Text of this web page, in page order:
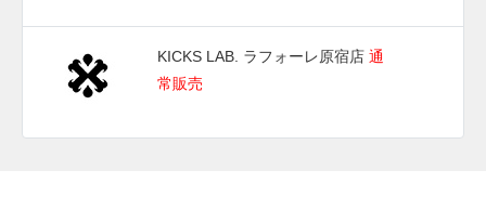
KICKS LAB. ラフォーレ原宿店 通
常販売